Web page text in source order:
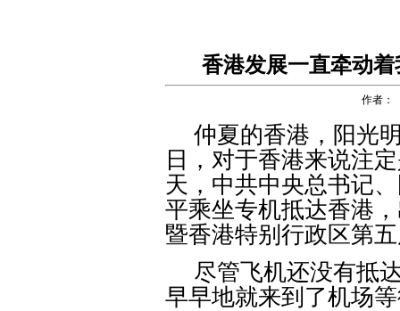
香港发展一直牵动
作者：
仲夏的香港，阳光
日，对于香港来说注
天，中共中央总书记
平乘坐专机抵达香港
暨香港特别行政区第
尽管飞机还没有抵
早早地就来到了机场